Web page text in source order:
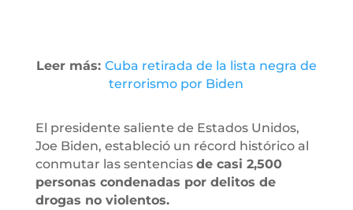
Leer más: Cuba retirada de la lista negra de
terrorismo por Biden
El presidente saliente de Estados Unidos,
Joe Biden, estableció un récord histórico al
conmutar las sentencias de casi 2,500
personas condenadas por delitos de
drogas no violentos.